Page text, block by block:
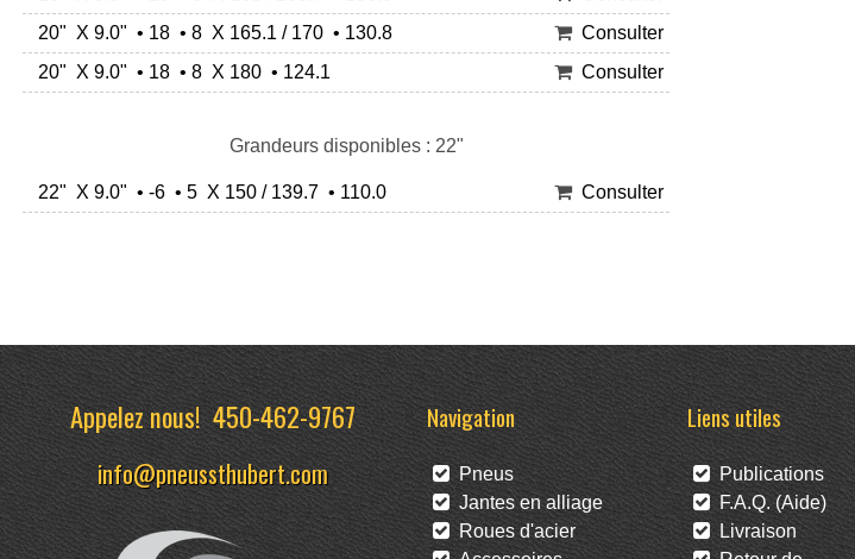
20" X 9.0" • 18 • 8 X 165.1 / 170 • 130.8
Consulter
20" X 9.0" • 18 • 8 X 180 • 124.1
Consulter
Grandeurs disponibles : 22"
22" X 9.0" • -6 • 5 X 150 / 139.7 • 110.0 Consulter
Appelez nous!450-462-9767
info@pneussthubert.com
Navigation
Pneus
Jantes en alliage
Roues d'acier
Liens utiles
Publications
F.A.Q. (Aide)
Livraison